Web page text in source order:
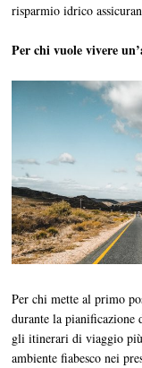
risparmio idrico
Per chi vuole vivere
Per chi mette al primo
durante la
gli itinerari di viaggio
ambiente fiabesco nei